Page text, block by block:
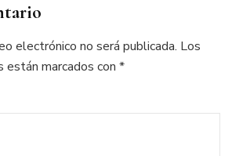
electrónico no será publicada. Los
marcados con *